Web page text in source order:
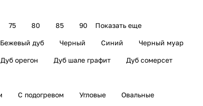
75 80 85 90 Показать еще
Бежевый дуб Черный Синий Черный муар
Дуб орегон Дуб шале графит
Дуб сомерсет
С подогревом Угловые Овальные